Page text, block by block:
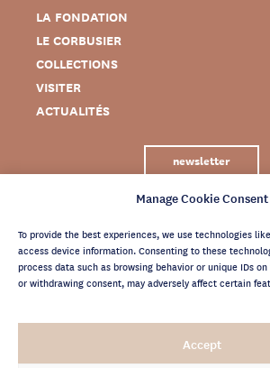
Manage Cookie Consent
To provide the best experiences, we use technologies
access device information. Consenting to these
process data such as browsing behavior or unique IDs
or withdrawing consent, may adversely affect certain
Accept
LA FONDATION
LE CORBUSIER
COLLECTIONS
VISITER
ACTUALITÉS
newsletter
MENTIONS LÉGALES
CRÉDITS